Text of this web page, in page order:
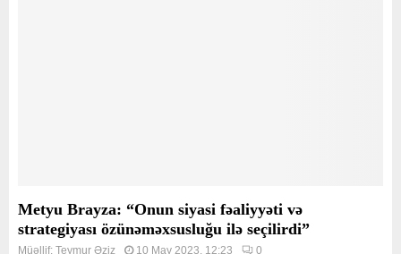
Metyu Brayza: “Onun siyasi fəaliyyəti və
strategiyası özünəməxsusluğu ilə seçilirdi”
Müəllif: Teymur Əziz 10 May 2023, 12:23 0